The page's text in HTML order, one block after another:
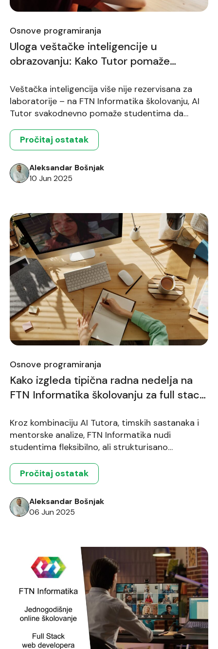
Osnove programiranja
Uloga veštačke inteligencije u
obrazovanju: Kako Tutor pomaže
Veštačka inteligencija više nije rezervisana za
laboratorije – na FTN Informatika školovanju, AI
Tutor svakodnevno pomaže studentima da
i napreduju uz manje frustracije.
Pročitaj ostatak
Aleksandar Bošnjak
10 Jun 2025
Osnove programiranja
Kako izgleda tipična radna nedelja na
FTN Informatika školovanju za full stack
Kroz kombinaciju AI Tutora, timskih sastanaka i
mentorske analize, FTN Informatika nudi
studentima fleksibilno, ali strukturisano
Pročitaj ostatak
Aleksandar Bošnjak
06 Jun 2025